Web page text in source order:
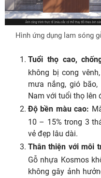
Hình ứng dụng lam sóng
Tuổi thọ cao,
không bị cong
mưa nắng, gió
Nam với tuổi thọ lên
Độ bền màu cao:
10 – 15% trong 3
vẻ đẹp lâu dài.
Thân thiện với môi
Gỗ nhựa Kosmos
không gây ảnh